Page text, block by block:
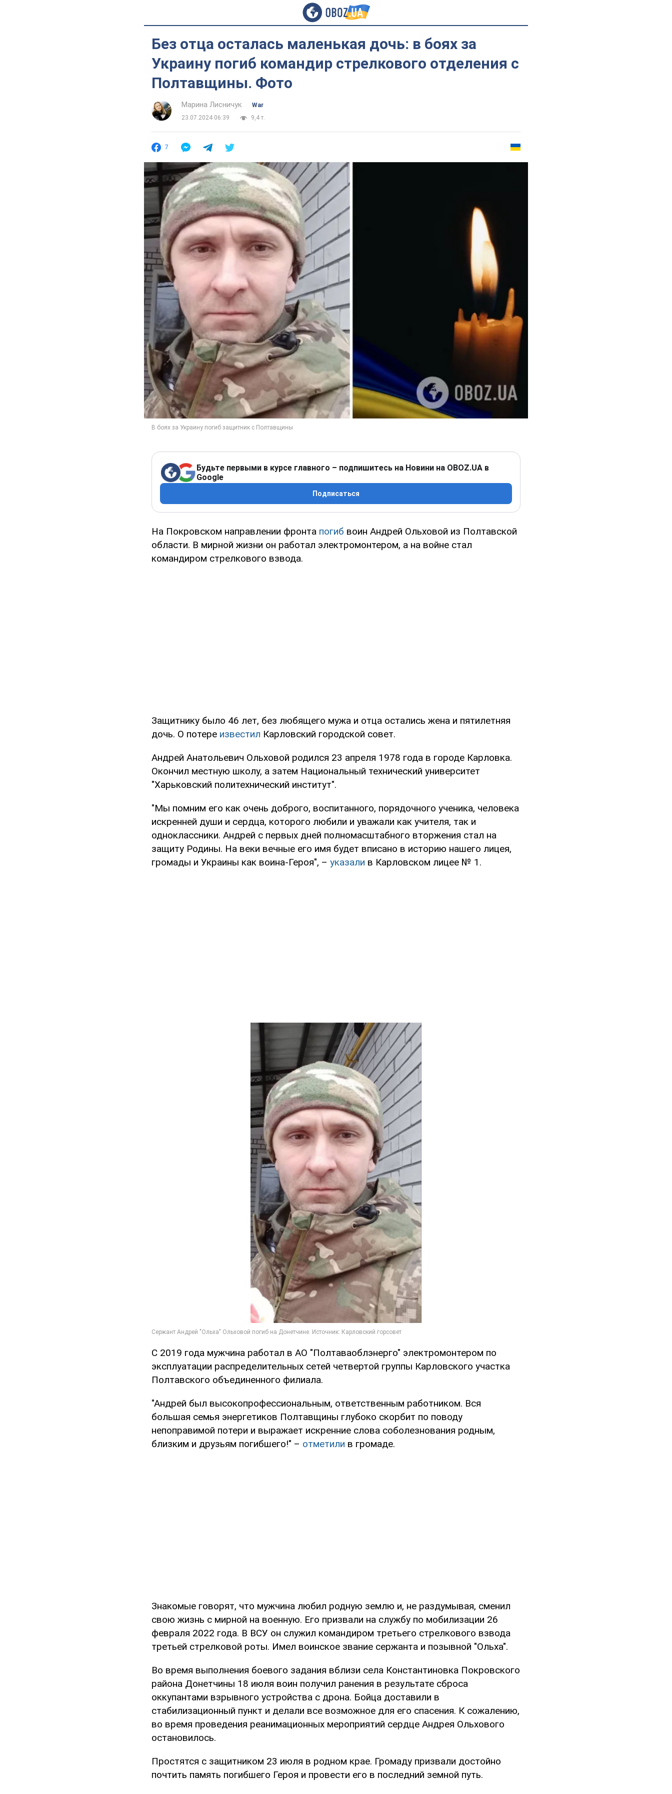
Без отца осталась маленькая дочь: в боях за
Украину погиб командир стрелкового отделения с
Полтавщины. Фото
Марина Лисничук
War
23.07.2024 06:39
9,4 т.
7
Будьте первыми в курсе главного – подпишитесь на Новини на OBOZ.UA в
Google
Подписаться
На Покровском направлении фронта погиб воин Андрей Ольховой из Полтавской
области. В мирной жизни он работал электромонтером, а на войне стал
командиром стрелкового взвода.
Защитнику было 46 лет, без любящего мужа и отца остались жена и пятилетняя
дочь. О потере известил Карловский городской совет.
Андрей Анатольевич Ольховой родился 23 апреля 1978 года в городе Карловка.
Окончил местную школу, а затем Национальный технический университет
"Харьковский политехнический институт".
"Мы помним его как очень доброго, воспитанного, порядочного ученика, человека
искренней души и сердца, которого любили и уважали как учителя, так и
одноклассники. Андрей с первых дней полномасштабного вторжения стал на
защиту Родины. На веки вечные его имя будет вписано в историю нашего лицея,
громады и Украины как воина-Героя", – указали в Карловском лицее № 1.
С 2019 года мужчина работал в АО "Полтаваоблэнерго" электромонтером по
эксплуатации распределительных сетей четвертой группы Карловского участка
Полтавского объединенного филиала.
"Андрей был высокопрофессиональным, ответственным работником. Вся
большая семья энергетиков Полтавщины глубоко скорбит по поводу
непоправимой потери и выражает искренние слова соболезнования родным,
близким и друзьям погибшего!" – отметили в громаде.
Знакомые говорят, что мужчина любил родную землю и, не раздумывая, сменил
свою жизнь с мирной на военную. Его призвали на службу по мобилизации 26
февраля 2022 года. В ВСУ он служил командиром третьего стрелкового взвода
третьей стрелковой роты. Имел воинское звание сержанта и позывной "Ольха".
Во время выполнения боевого задания вблизи села Константиновка Покровского
района Донетчины 18 июля воин получил ранения в результате сброса
оккупантами взрывного устройства с дрона. Бойца доставили в
стабилизационный пункт и делали все возможное для его спасения. К сожалению,
во время проведения реанимационных мероприятий сердце Андрея Ольхового
остановилось.
Простятся с защитником 23 июля в родном крае. Громаду призвали достойно
почтить память погибшего Героя и провести его в последний земной путь.